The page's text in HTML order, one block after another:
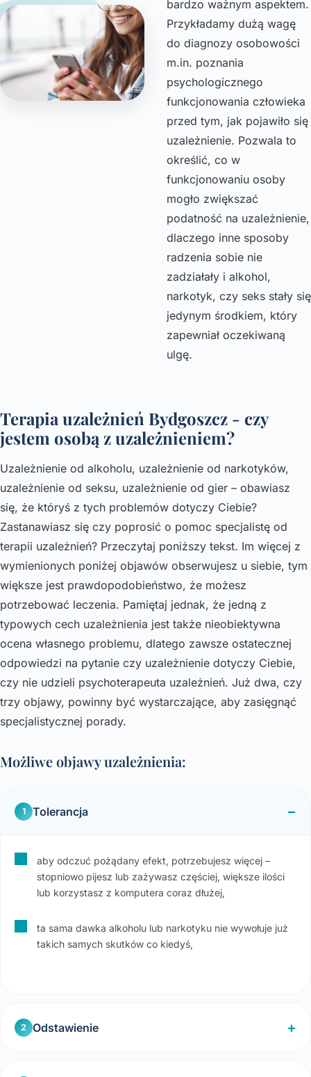
bardzo ważnym aspektem.
Przykładamy dużą wagę
do diagnozy osobowości
m.in. poznania
psychologicznego
funkcjonowania człowieka
przed tym, jak pojawiło się
uzależnienie. Pozwala to
określić, co w
funkcjonowaniu osoby
mogło zwiększać
podatność na uzależnienie,
dlaczego inne sposoby
radzenia sobie nie
zadziałały i alkohol,
narkotyk, czy seks stały się
jedynym środkiem, który
zapewniał oczekiwaną
ulgę.
Terapia uzależnień Bydgoszcz - czy
jestem osobą z uzależnieniem?
Uzależnienie od alkoholu, uzależnienie od narkotyków,
uzależnienie od seksu, uzależnienie od gier – obawiasz
się, że któryś z tych problemów dotyczy Ciebie?
Zastanawiasz się czy poprosić o pomoc specjalistę od
terapii uzależnień? Przeczytaj poniższy tekst. Im więcej z
wymienionych poniżej objawów obserwujesz u siebie, tym
większe jest prawdopodobieństwo, że możesz
potrzebować leczenia. Pamiętaj jednak, że jedną z
typowych cech uzależnienia jest także nieobiektywna
ocena własnego problemu, dlatego zawsze ostatecznej
odpowiedzi na pytanie czy uzależnienie dotyczy Ciebie,
czy nie udzieli psychoterapeuta uzależnień. Już dwa, czy
trzy objawy, powinny być wystarczające, aby zasięgnąć
specjalistycznej porady.
Możliwe objawy uzależnienia:
1 Tolerancja
aby odczuć pożądany efekt, potrzebujesz więcej –
stopniowo pijesz lub zażywasz częściej, większe ilości
lub korzystasz z komputera coraz dłużej,
ta sama dawka alkoholu lub narkotyku nie wywołuje już
takich samych skutków co kiedyś,
2 Odstawienie